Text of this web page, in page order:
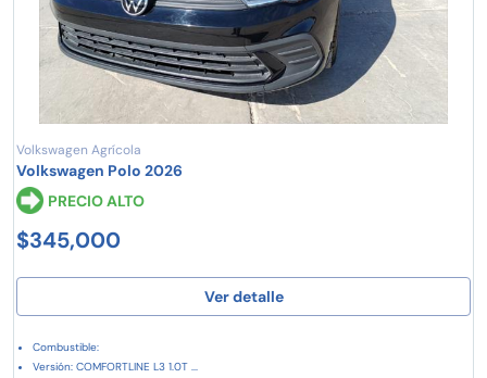
Volkswagen Agrícola
Volkswagen Polo 2026
PRECIO ALTO
$345,000
Ver detalle
Combustible:
Versión: COMFORTLINE L3 1.0T ...